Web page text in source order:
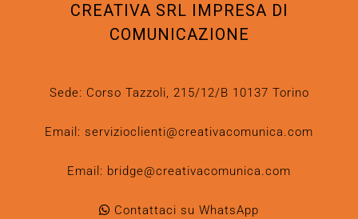
CREATIVA SRL IMPRESA DI
COMUNICAZIONE
Sede: Corso Tazzoli, 215/12/B 10137 Torino
Email: servizioclienti@creativacomunica.com
Email: bridge@creativacomunica.com
Contattaci su WhatsApp